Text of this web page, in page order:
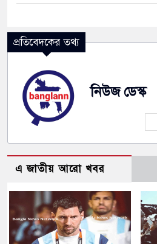
প্রতিবেদকের তথ্য
নিউজ ডেস্ক
এ জাতীয় আরো খবর